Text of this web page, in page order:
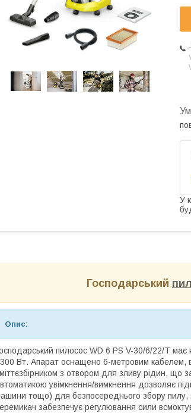
У
Господарський
Опис:
пилосос WD 6 PS V-30/6/22/T
Вт. Апарат оснащено 6-метровим кабелем,
з отвором для зливу рідин, що
увімкнення/вимкнення дозволяє
тощо) для безпосереднього збору
забезпечує регулювання сили